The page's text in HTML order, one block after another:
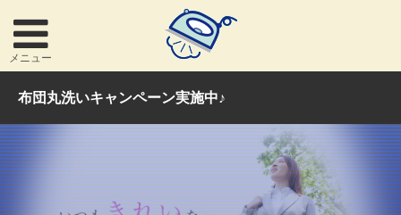
メニュー
布団丸洗いキャンペーン実施中♪